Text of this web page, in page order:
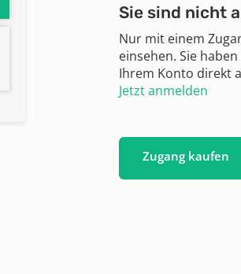
Sie sind nicht
Nur mit einem
einsehen. Sie
Ihrem Konto direkt
Jetzt anmelden
Zugang kaufen